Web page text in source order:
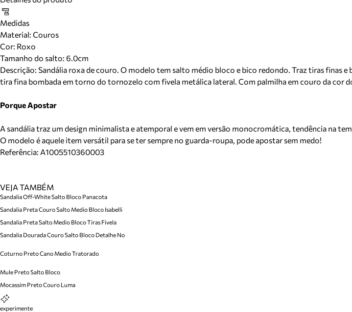
Medidas
Material: Couros
Cor: Roxo
Tamanho do salto: 6.0cm
Descrição: Sandália roxa de couro. O modelo tem salto médio bloco e bico redondo. Traz tiras finas
tira fina bombada em torno do tornozelo com fivela metálica lateral. Com palmilha em couro da cor
Porque Apostar
A sandália traz um design minimalista e atemporal e vem em versão monocromática, tendência na
O modelo é aquele item versátil para se ter sempre no guarda-roupa, pode apostar sem medo!
Referência: A1005510360003
VEJA TAMBÉM
Sandalia Off-White Salto Bloco Panacota
Sandalia Preta Couro Salto Medio Bloco Isabelli
Sandalia Preta Salto Medio Bloco Tiras Fivela
Sandalia Dourada Couro Salto Bloco Detalhe No
Coturno Preto Cano Medio Tratorado
Mule Preto Salto Bloco
Mocassim Preto Couro Luma
experimente